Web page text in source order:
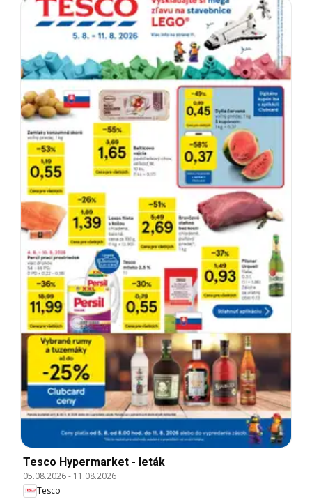
Tesco Hypermarket - leták
05.08.2026- 11.08.2026
Tesco